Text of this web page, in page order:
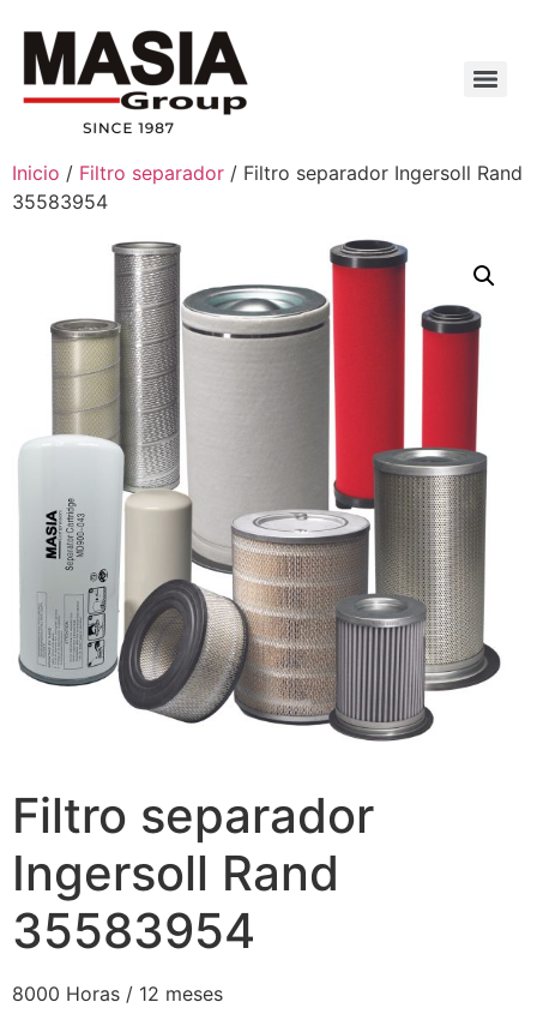
Inicio / Filtro separador / Filtro separador Ingersoll Rand
35583954
Filtro separador
Ingersoll Rand
35583954
8000 Horas / 12 meses